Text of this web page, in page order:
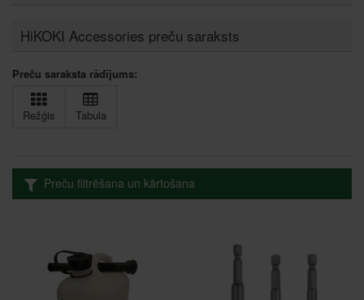
HiKOKI Accessories preču saraksts
Preču saraksta rādījums:
Režģis Tabula
Preču filtrēšana un kārtošana